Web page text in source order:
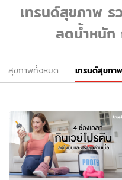
เทรนด์สุขภาพ
ลดน้ำหนัก
สุขภาพทั้งหมด เทรนด์สุขภาพ